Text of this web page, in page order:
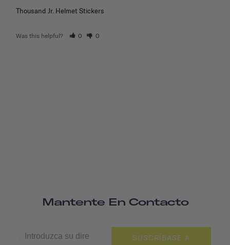
Thousand Jr. Helmet Stickers
Was this helpful? 0 0
Mantente En Contacto
SUSCRÍBASE A